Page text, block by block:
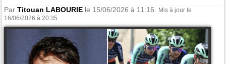
ParTitouan LABOURIE le 15/06/2026 à 11:16.
Mis à jour le
16/06/2026 à 20:35.